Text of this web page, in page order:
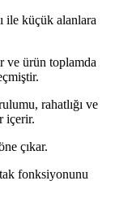
ile küçük alanlara
ve ürün toplamda
rahatlığı ve
içerir.
çıkar.
fonksiyonunu